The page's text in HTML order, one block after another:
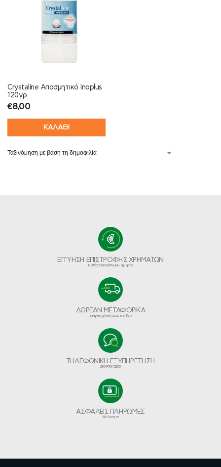
Crystaline Αποσμητικό Inoplus
120γρ
€8,00
ΚΑΛΑΘΙ
ΕΓΓΥΗΣΗ ΕΠΙΣΤΡΟΦΗΣ ΧΡΗΜΑΤΩΝ
Εντός 10 εργάσιμων ημερών
ΔΩΡΕΑΝ ΜΕΤΑΦΟΡΙΚΑ
Παραγγελίες Άνω Των €49
ΤΗΛΕΦΩΝΙΚΗ ΕΞΥΠΗΡΕΤΗΣΗ
210-970-5200
ΑΣΦΑΛΕΙΣ ΠΛΗΡΩΜΕΣ
3D Secure